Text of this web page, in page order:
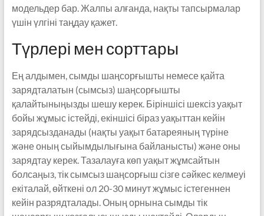
модельдер бар. Жалпы алғанда, нақты тапсырмалар
үшін үлгіні таңдау қажет.
Түрлері мен сорттары
Ең алдымен, сымды шаңсорғышты немесе қайта
зарядталатын (сымсыз) шаңсорғышты
қалайтыныңызды шешу керек. Біріншісі шексіз уақыт
бойы жұмыс істейді, екіншісі біраз уақыттан кейін
зарядсызданады (нақты уақыт батареяның түріне
және оның сыйымдылығына байланысты) және оны
зарядтау керек. Тазалауға көп уақыт жұмсайтын
болсаңыз, тік сымсыз шаңсорғыш сізге сәйкес келмеуі
екіталай, өйткені ол 20-30 минут жұмыс істегеннен
кейін разрядталады. Оның орнына сымды тік